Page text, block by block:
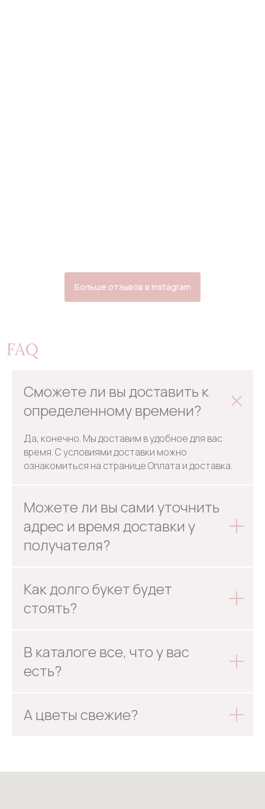
Больше отзывов в Instagram
FAQ
Сможете ли вы доставить к
определенному времени?
Да, конечно. Мы доставим в удобное для вас
время. С условиями доставки можно
ознакомиться на странице Оплата и доставка.
Можете ли вы сами уточнить
адрес и время доставки у
получателя?
Как долго букет будет
стоять?
В каталоге все, что у вас
есть?
А цветы свежие?